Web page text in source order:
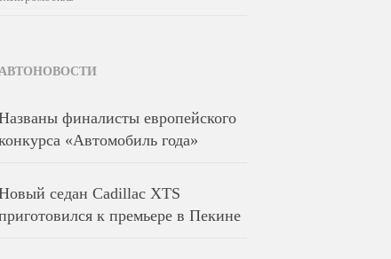
финалисты европейского
«Автомобиль года»
седан Cadillac XTS
к премьере в Пекине